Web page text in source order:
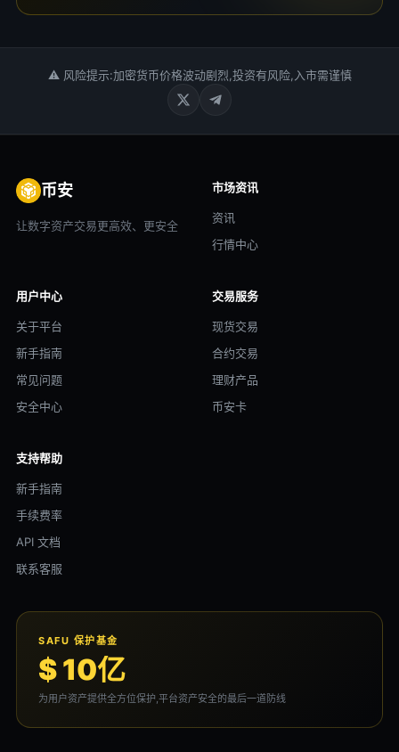
⚠ 风险提示:加密货币价格波动剧烈,投资有风险,入市需谨慎
币安
让数字资产交易更高效、更安全
市场资讯
资讯
行情中心
用户中心
关于平台
新手指南
常见问题
安全中心
交易服务
现货交易
合约交易
理财产品
币安卡
支持帮助
新手指南
手续费率
API 文档
联系客服
SAFU 保护基金
$ 10亿
为用户资产提供全方位保护,平台资产安全的最后一道防线